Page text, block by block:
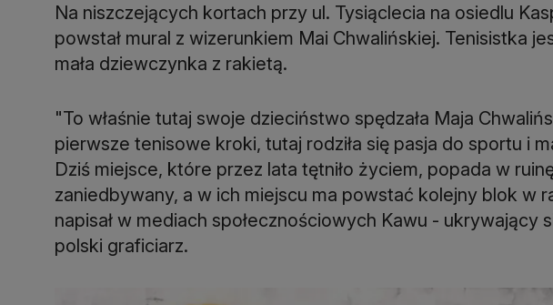
Na niszczejących kortach przy ul. Tysiąclecia na osiedlu
powstał mural z wizerunkiem Mai Chwalińskiej. Tenisistka
mała dziewczynka z rakietą.
"To właśnie tutaj swoje dzieciństwo spędzała Maja
pierwsze tenisowe kroki, tutaj rodziła się pasja do sportu i
Dziś miejsce, które przez lata tętniło życiem, popada w
zaniedbywany, a w ich miejscu ma powstać kolejny blok w
napisał w mediach społecznościowych Kawu - ukrywający
polski graficiarz.